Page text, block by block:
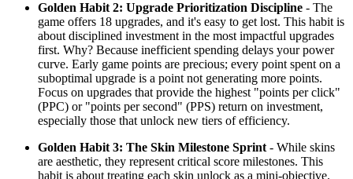
Golden Habit 2: Upgrade Prioritization Discipline - The
game offers 18 upgrades, and it's easy to get lost. This habit is
about disciplined investment in the most impactful upgrades
first. Why? Because inefficient spending delays your power
curve. Early game points are precious; every point spent on a
suboptimal upgrade is a point not generating more points.
Focus on upgrades that provide the highest "points per click"
(PPC) or "points per second" (PPS) return on investment,
especially those that unlock new tiers of efficiency.
Golden Habit 3: The Skin Milestone Sprint - While skins
are aesthetic, they represent critical score milestones. This
habit is about treating each skin unlock as a mini-objective.